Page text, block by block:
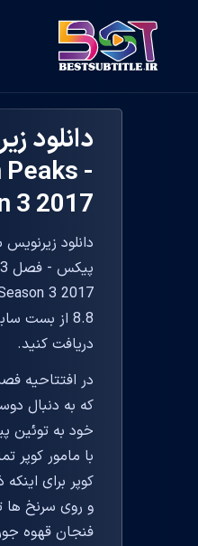
دانلود
-
3 2017
دانلود
8.8 از بست
دریافت کنید.
در افتتاحیه
که به دنبال
خود به توئین
با مامور کوپر
کوپر برای
و روی سرنخ ها
فنجان قهوه